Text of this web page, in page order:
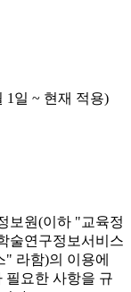
1일 ~ 현재 적용)
보원(이하 "교육정
술연구정보서비스
라함)의 이용에
필요한 사항을 규